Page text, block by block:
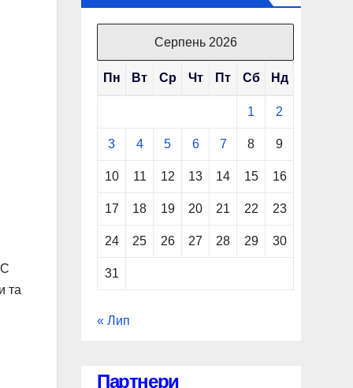
та
Серпень 2026
Пн Вт Ср Чт Пт Сб Нд
1 2
3 4 5 6 7 8 9
10 11 12 13 14 15 16
17 18 19 20 21 22 23
24 25 26 27 28 29 30
31
« Лип
Партнери